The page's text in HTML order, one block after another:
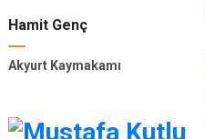
Hamit Genç
Akyurt Kaymakamı